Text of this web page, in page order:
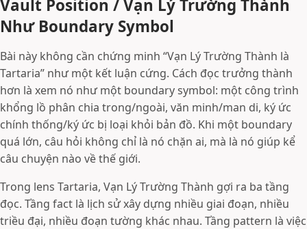
Vault Position / Vạn Lý Trường Thành
Như Boundary Symbol
Bài này không cần chứng minh “Vạn Lý Trường Thành là
Tartaria” như một kết luận cứng. Cách đọc trưởng thành
hơn là xem nó như một boundary symbol: một công trình
khổng lồ phân chia trong/ngoài, văn minh/man di, ký ức
chính thống/ký ức bị loại khỏi bản đồ. Khi một boundary
quá lớn, câu hỏi không chỉ là nó chặn ai, mà là nó giúp kể
câu chuyện nào về thế giới.
Trong lens Tartaria, Vạn Lý Trường Thành gợi ra ba tầng
đọc. Tầng fact là lịch sử xây dựng nhiều giai đoạn, nhiều
triều đại, nhiều đoạn tường khác nhau. Tầng pattern là việc